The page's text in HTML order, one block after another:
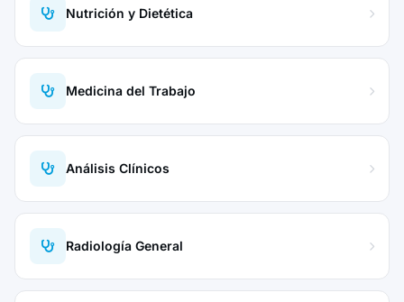
Nutrición y Dietética
Medicina del Trabajo
Análisis Clínicos
Radiología General